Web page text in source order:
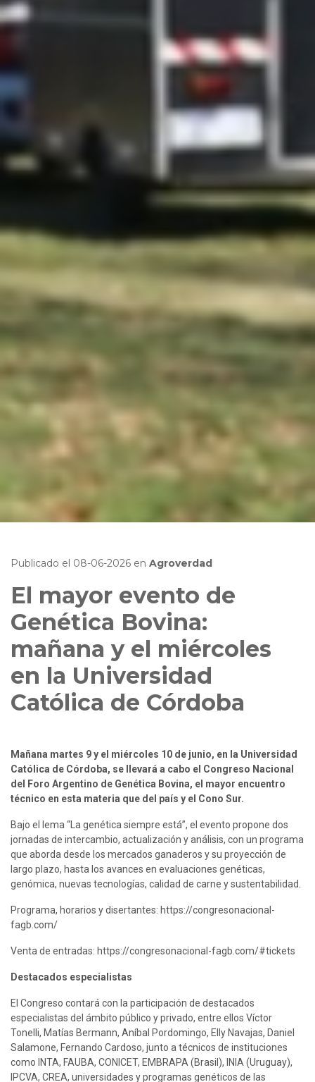
Publicado el 08-06-2026 en Agroverdad
El mayor evento de
Genética Bovina:
mañana y el miércoles
en la Universidad
Católica de Córdoba
Mañana martes 9 y el miércoles 10 de junio, en la Universidad
Católica de Córdoba, se llevará a cabo el Congreso Nacional
del Foro Argentino de Genética Bovina, el mayor encuentro
técnico en esta materia que del país y el Cono Sur.
Bajo el lema “La genética siempre está”, el evento propone dos
jornadas de intercambio, actualización y análisis, con un programa
que aborda desde los mercados ganaderos y su proyección de
largo plazo, hasta los avances en evaluaciones genéticas,
genómica, nuevas tecnologías, calidad de carne y sustentabilidad.
Programa, horarios y disertantes: https://congresonacional-
fagb.com/
Venta de entradas: https://congresonacional-fagb.com/#tickets
Destacados especialistas
El Congreso contará con la participación de destacados
especialistas del ámbito público y privado, entre ellos Víctor
Tonelli, Matías Bermann, Aníbal Pordomingo, Elly Navajas, Daniel
Salamone, Fernando Cardoso, junto a técnicos de instituciones
como INTA, FAUBA, CONICET, EMBRAPA (Brasil), INIA (Uruguay),
IPCVA, CREA, universidades y programas genéticos de las